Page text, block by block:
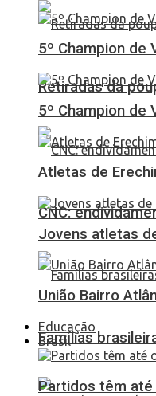
Retiradas da
CNC:
Famílias
5º Champion de
5º Champion
Atletas de
Jovens atletas
União Bairro
Educação
Brasil
Partidos têm até